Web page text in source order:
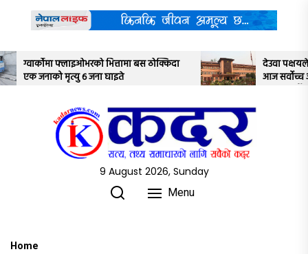
content
बस ठोक्किदा
देउवा पक्षयले दिएकोे पुनरावलोकन निवेदनमाथि
आज सर्वोच्च अदालतका तीन न्यायाधीशले
9 August 2026, Sunday
Menu
Home